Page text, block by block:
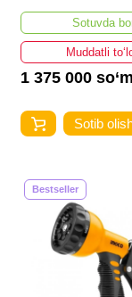
Sotuvda
Muddatli
1 375 000 so‘m
Sotib
Bestseller